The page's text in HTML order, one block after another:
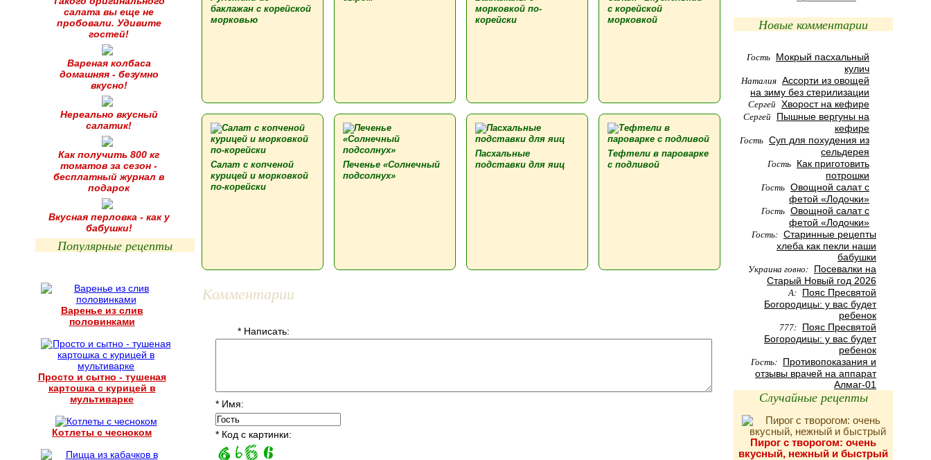
салата вы еще не
пробовали. Удивите
гостей!
Вареная колбаса
домашняя - безумно
вкусно!
Нереально вкусный
салатик!
Как получить 800 кг
томатов за сезон -
бесплатный журнал в
подарок
Вкусная перловка - как у
бабушки!
Популярные рецепты
Варенье из слив
половинками
Просто и сытно - тушеная
картошка с курицей в
мультиварке
Котлеты с чесноком
баклажан с корейской
морковью
морковкой по-
корейски
с корейской
морковкой
Салат с копченой
курицей и морковкой
по-корейски
Печенье «Солнечный
подсолнух»
Пасхальные
подставки для яиц
Тефтели в пароварке
с подливой
Комментарии
* Написать:
* Имя:
* Код с картинки:
Новые комментарии
Гость Мокрый пасхальный
кулич
Наталия Ассорти из овощей
на зиму без стерилизации
Сергей Хворост на кефире
Сергей Пышные вергуны на
кефире
Гость Суп для похудения из
сельдерея
Гость Как приготовить
потрошки
Гость Овощной салат с
фетой «Лодочки»
Гость Овощной салат с
фетой «Лодочки»
Гость: Старинные рецепты
хлеба как пекли наши
бабушки
Украина говно: Посевалки на
Старый Новый год 2026
А: Пояс Пресвятой
Богородицы: у вас будет
ребенок
777: Пояс Пресвятой
Богородицы: у вас будет
ребенок
Гость: Противопоказания и
отзывы врачей на аппарат
Алмаг-01
Случайные рецепты
Пирог с творогом: очень
вкусный, нежный и быстрый